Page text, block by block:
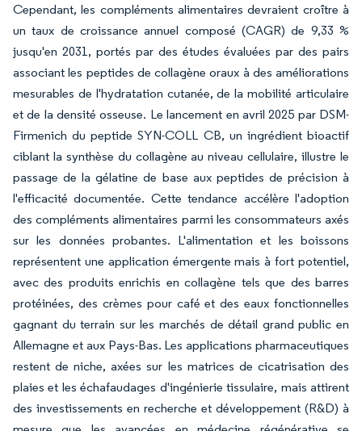
Cependant, les compléments alimentaires devraient croître à
un taux de croissance annuel composé (CAGR) de 9,33 %
jusqu'en 2031, portés par des études évaluées par des pairs
associant les peptides de collagène oraux à des améliorations
mesurables de l'hydratation cutanée, de la mobilité articulaire
et de la densité osseuse. Le lancement en avril 2025 par DSM-
Firmenich du peptide SYN-COLL CB, un ingrédient bioactif
ciblant la synthèse du collagène au niveau cellulaire, illustre le
passage de la gélatine de base aux peptides de précision à
l'efficacité documentée. Cette tendance accélère l'adoption
des compléments alimentaires parmi les consommateurs axés
sur les données probantes. L'alimentation et les boissons
représentent une application émergente mais à fort potentiel,
avec des produits enrichis en collagène tels que des barres
protéinées, des crèmes pour café et des eaux fonctionnelles
gagnant du terrain sur les marchés de détail grand public en
Allemagne et aux Pays-Bas. Les applications pharmaceutiques
restent de niche, axées sur les matrices de cicatrisation des
plaies et les échafaudages d'ingénierie tissulaire, mais attirent
des investissements en recherche et développement (R&D) à